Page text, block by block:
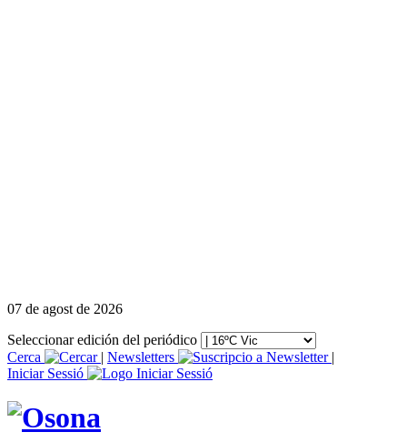
07 de agost de 2026
Seleccionar edición del periódico
Cerca
| Newsletters
|
Iniciar Sessió